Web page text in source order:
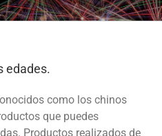
edades.
como los chinos
que puedes
Productos realizados de